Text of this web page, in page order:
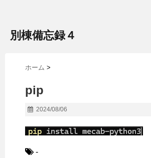
別棟備忘録４
ホーム >
pip
2024/08/06
-